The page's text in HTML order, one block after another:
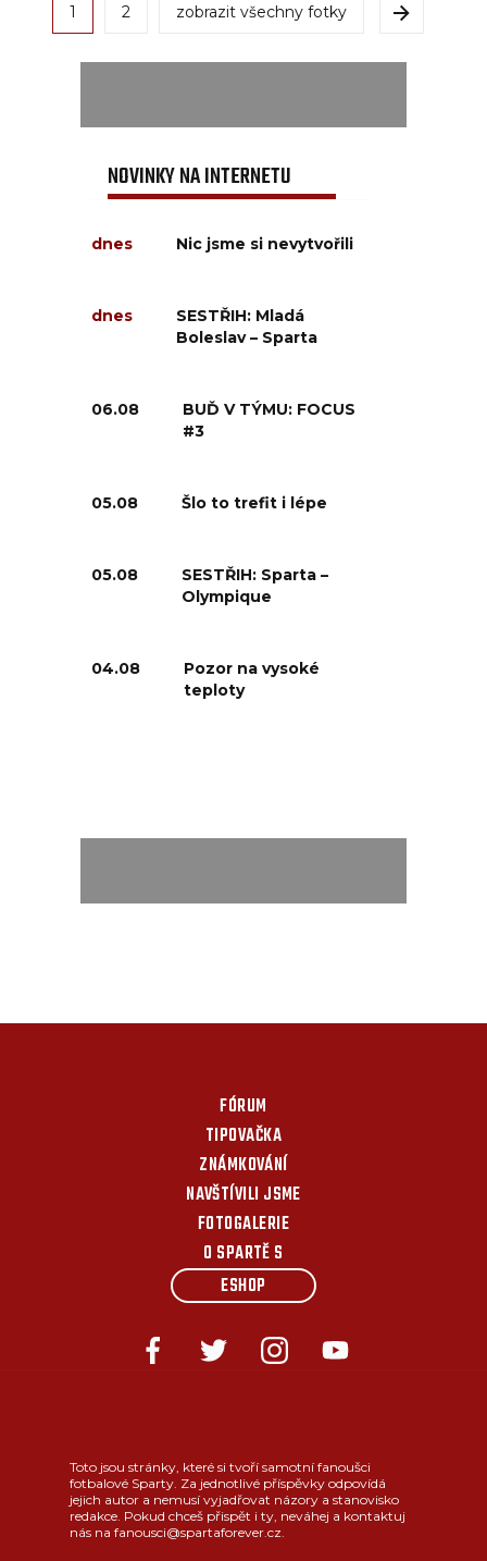
1 2 zobrazit všechny fotky
NOVINKY NA INTERNETU
dnes Nic jsme si nevytvořili
dnes
SESTŘIH: Mladá
Boleslav – Sparta
06.08
BUĎ V TÝMU: FOCUS
#3
05.08 Šlo to trefit i lépe
05.08
SESTŘIH: Sparta –
Olympique
04.08
Pozor na vysoké
teploty
FÓRUM
TIPOVAČKA
ZNÁMKOVÁNÍ
NAVŠTÍVILI JSME
FOTOGALERIE
O SPARTĚ S
ESHOP
Toto jsou stránky, které si tvoří samotní fanoušci
fotbalové Sparty. Za jednotlivé příspěvky odpovídá
jejich autor a nemusí vyjadřovat názory a stanovisko
redakce. Pokud chceš přispět i ty, neváhej a kontaktuj
nás na fanousci@spartaforever.cz.